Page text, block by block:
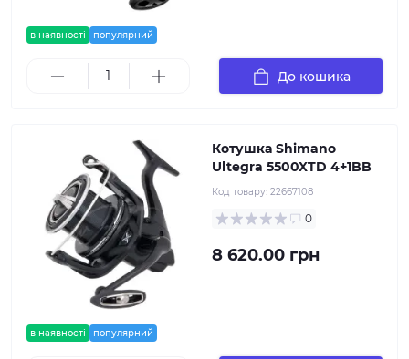
в наявності популярний
До кошика
в наявності популярний
Котушка Shimano
Ultegra 5500XTD 4+1BB
Код товару: 22667108
0
8 620.00 грн